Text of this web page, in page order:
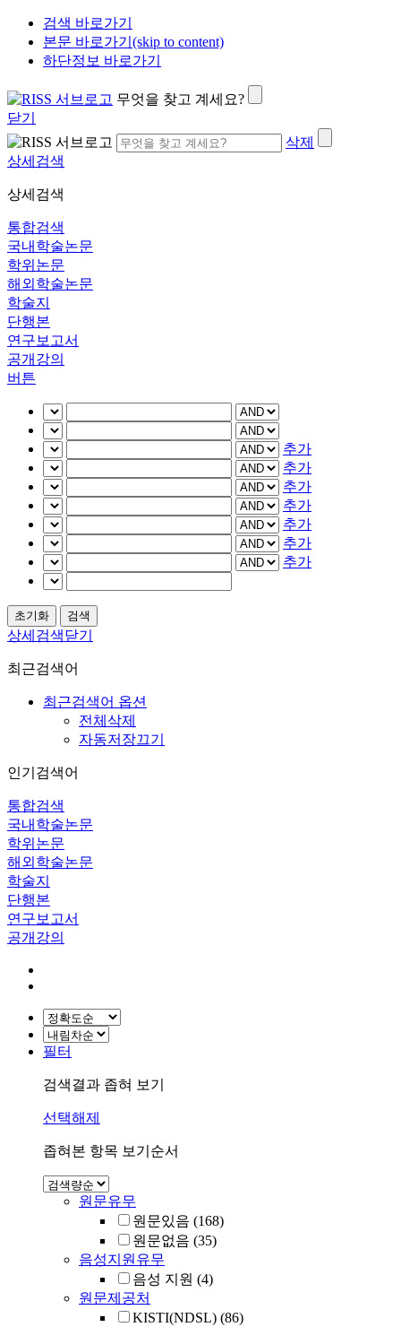
검색 바로가기
본문 바로가기(skip to content)
하단정보 바로가기
무엇을 찾고 계세요?
닫기
삭제
상세검색
상세검색
통합검색
국내학술논문
학위논문
해외학술논문
학술지
단행본
연구보고서
공개강의
버튼
추가
추가
추가
추가
추가
추가
추가
상세검색닫기
최근검색어
최근검색어 옵션
전체삭제
자동저장끄기
인기검색어
통합검색
국내학술논문
학위논문
해외학술논문
학술지
단행본
연구보고서
공개강의
필터
검색결과 좁혀 보기
선택해제
좁혀본 항목 보기순서
원문유무
원문있음 (168)
원문없음 (35)
음성지원유무
음성 지원 (4)
원문제공처
KISTI(NDSL) (86)